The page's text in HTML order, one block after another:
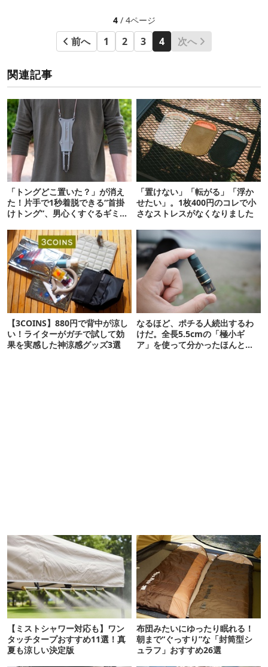
4/ 4ページ
前へ 1 2 3 4 次へ
関連記事
「トングどこ置いた？」が消え
た！片手で1秒着脱できる“首掛
けトング”、男心くすぐるギミッ
「置けない」「転がる」「浮か
せたい」。1枚400円のコレで小
さなストレスがなくなりました
【3COINS】880円で背中が涼し
い！ライターがガチで試して効
果を実感した神涼感グッズ3選
なるほど、ポチる人続出するわ
けだ。全長5.5cmの「極小ギ
ア」を使って分かったほんとの
【ミストシャワー対応も】ワン
タッチタープおすすめ11選！真
夏も涼しい決定版
布団みたいにゆったり眠れる！
朝まで“ぐっすり”な「封筒型シ
ュラフ」おすすめ26選